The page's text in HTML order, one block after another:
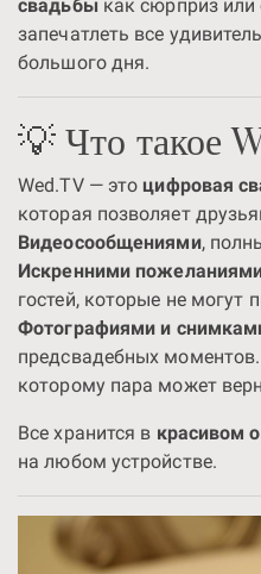
свадьбы как сюрприз
запечатлеть все
большого дня.
💡 Что такое
Wed.TV — это цифровая
которая позволяет
Видеосообщениями,
Искренними
гостей, которые не могут
Фотографиями и
предсвадебных
которому пара может
Все хранится в красивом
на любом устройстве.